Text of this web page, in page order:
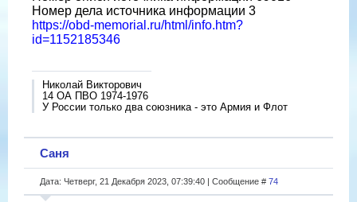
Номер дела источника информации 3
https://obd-memorial.ru/html/info.htm?
id=1152185346
Николай Викторович
14 ОА ПВО 1974-1976
У России только два союзника - это Армия и Флот
Саня
Дата: Четверг, 21 Декабря 2023, 07:39:40 | Сообщение # 74